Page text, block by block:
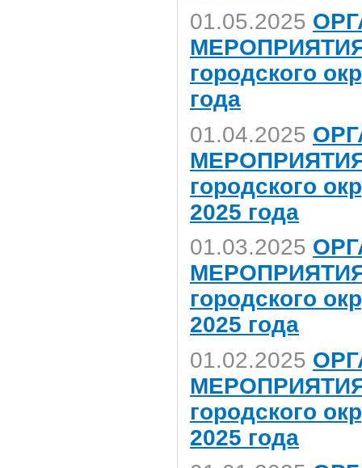
01.05.2025
городского
года
01.04.2025
городского
2025 года
01.03.2025
городского
2025 года
01.02.2025
городского
2025 года